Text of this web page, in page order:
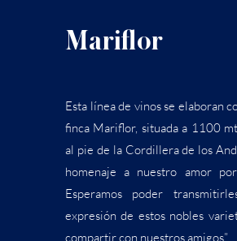
Mariflor
Esta línea de vinos se elaboran
finca Mariflor, situada a 1100
al pie de la Cordillera de los
homenaje a nuestro amor
Esperamos poder
expresión de estos nobles
compartir con nuestros amigos”.